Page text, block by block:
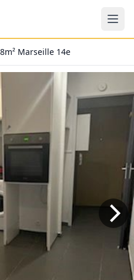
Marseille 14e